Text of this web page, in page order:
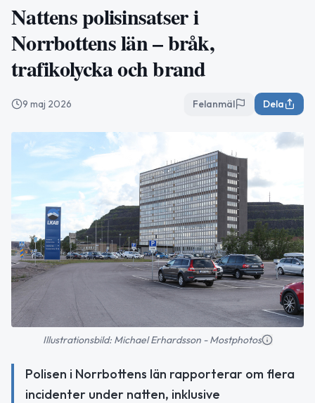
Nattens polisinsatser i
Norrbottens län – bråk,
trafikolycka och brand
9 maj 2026 Felanmäl Dela
Illustrationsbild: Michael Erhardsson - Mostphotos
Polisen i Norrbottens län rapporterar om flera
incidenter under natten, inklusive